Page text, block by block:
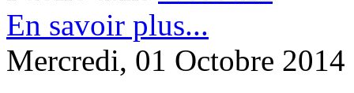
En savoir plus...
Mercredi, 01 Octobre 2014